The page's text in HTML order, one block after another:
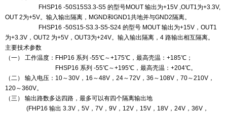
FHSP16 -50S15S3.3-S5 的型号MOUT 输出为+15V ,OUT1为+3.3V,
OUT 2为+5V。 输入输出隔离 ， MGND和GND1共地并与GND2隔离。
FHSP16 -50S15-S3.3-S5-S24 的型号 MOUT 输出为+15V ， OUT1
为+3.3V ， OUT2 为+5V ， OUT3为+24V。 输入输出隔离 ， 4 路输出相互隔离。
主要技术参数
（一） 工作温度： FHP16 系列 -55℃～+175℃，最高壳温： +185℃；
FHSP16 系列 -55℃～+195℃，最高壳温： +204℃。
（二） 输入电压： 10～30V ， 16 ～48V ， 24～72V ， 36 ～ 108V ， 70～210V ，
120～360V。
（三） 输出路数多达四路，最多可以有四个隔离输出地
(FHP16 输出 3.3V ， 5V ， 7V ， 9V ， 12V ， 15V ， 18V ， 24V ， 36V ，